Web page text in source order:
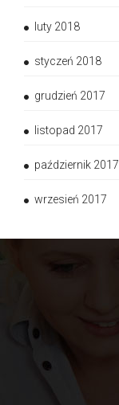
luty 2018
styczeń 2018
grudzień 2017
listopad 2017
październik 2017
wrzesień 2017